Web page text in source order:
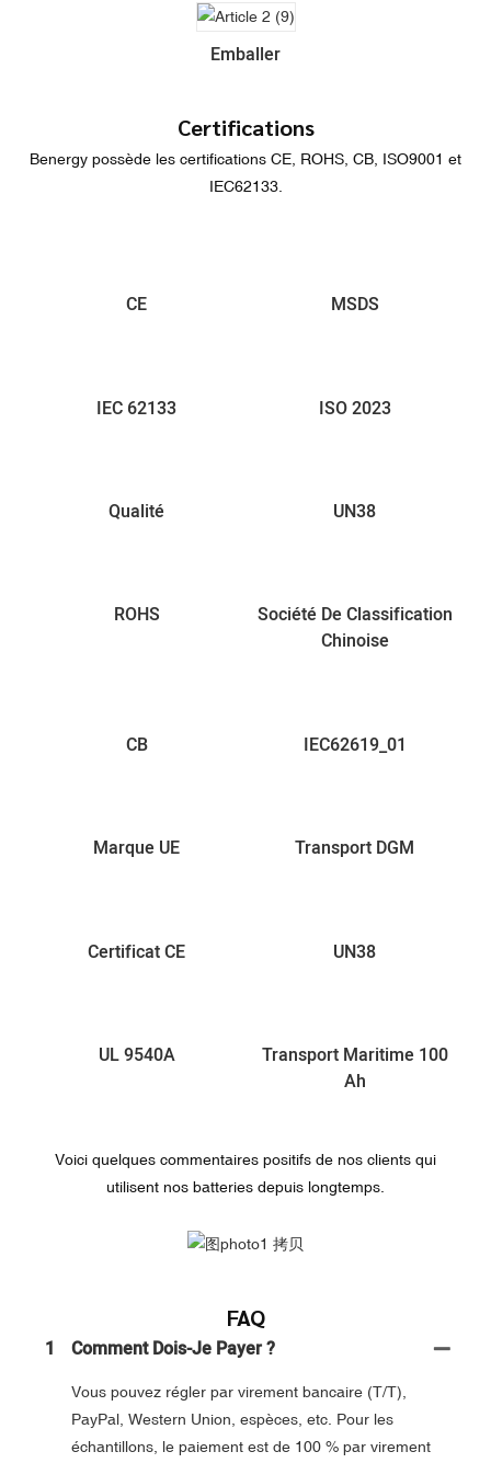
Emballer
Certifications
Benergy possède les certifications CE, ROHS, CB, ISO9001 et
IEC62133.
CE MSDS
IEC 62133 ISO 2023
Qualité UN38
ROHS
Société De Classification
Chinoise
CB IEC62619_01
Marque UE Transport DGM
Certificat CE UN38
UL 9540A
Transport Maritime 100
Ah
Voici quelques commentaires positifs de nos clients qui
utilisent nos batteries depuis longtemps.
FAQ
1 Comment Dois-Je Payer ?
Vous pouvez régler par virement bancaire (T/T),
PayPal, Western Union, espèces, etc. Pour les
échantillons, le paiement est de 100 % par virement